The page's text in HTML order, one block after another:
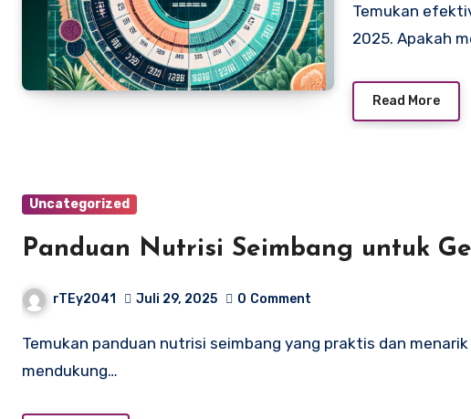
Temukan efektivitas Intermittent Fasting di Diet Viral
2025. Apakah
Read More
Uncategorized
Panduan Nutrisi Seimbang untuk
rTEy2041 Juli 29, 2025 0 Comment
Temukan panduan nutrisi seimbang yang praktis dan menarik untuk generasi milenial dan Gen Z,
mendukung…